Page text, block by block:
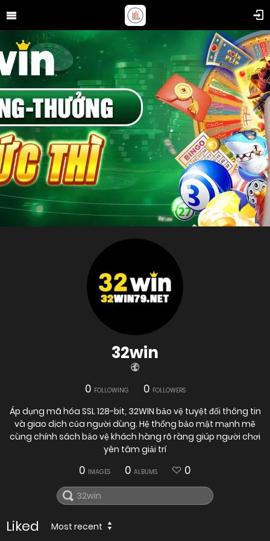
32win
0 FOLLOWING 0 FOLLOWERS
Áp dụng mã hóa SSL 128-bit, 32WIN bảo vệ tuyệt đối thông tin
và giao dịch của người dùng. Hệ thống bảo mật mạnh mẽ
cùng chính sách bảo vệ khách hàng rõ ràng giúp người chơi
yên tâm giải trí
0 IMAGES 0 ALBUMS 0
Liked Most recent